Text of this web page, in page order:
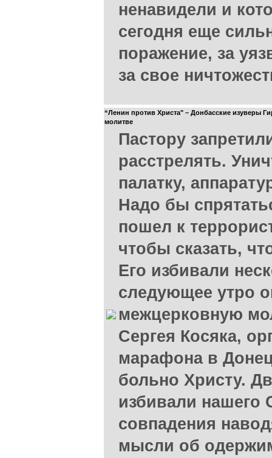
ненавидели и
сегодня еще
поражение, за
за свое
“Ленин против Христа" – Донбасские изуверы
молитве
Пастору
расстрелять.
палатку,
Надо бы
пошел к
чтобы сказать,
Его избивали
следующее утро
межцерковную
Сергея Косяка,
марафона в
больно Христу.
избивали нашего
совпадения
мысли об